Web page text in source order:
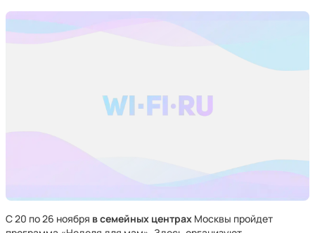
С 20 по 26 ноября в семейных центрах Москвы пройдет